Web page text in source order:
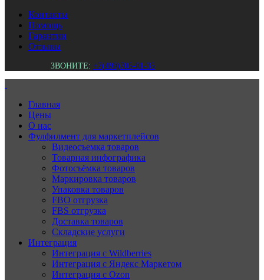
Контакты
Помощь
Гарантии
Отзывы
ЗВОНИТЕ: +7(499)705-01-35
Главная
Цены
О нас
Фулфилмент для маркетплейсов
Видеосъемка товаров
Товарная инфографика
Фотосъёмка товаров
Маркировка товаров
Упаковка товаров
FBO отгрузка
FBS отгрузка
Доставка товаров
Складские услуги
Интеграция
Интеграция с Wildberries
Интеграция с Яндекс Маркетом
Интеграция с Ozon